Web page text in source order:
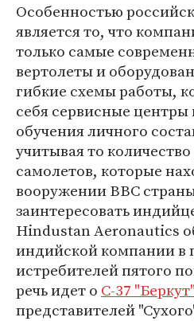
Особенностью
является то, что
только самые
вертолеты и
гибкие схемы работы,
себя сервисные
обучения личного
учитывая то
самолетов, которые
вооружении ВВС
заинтересовать
Hindustan Aeronautics
индийской компании в
истребителей пятого
речь идет о С-37 "Беркут"
представителей